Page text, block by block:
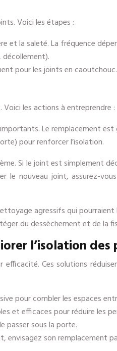
Voici les étapes :
et la saleté. La fréquence
décollement).
pour les joints en caoutchouc.
les actions à entreprendre :
Le remplacement est
pour renforcer l’isolation.
Si le joint est simplement
nouveau joint, assurez-
agressifs qui
du dessèchement et de la
l’isolation des
Ces solutions
pour combler les espaces
et efficaces pour réduire les
passer sous la porte.
son remplacement